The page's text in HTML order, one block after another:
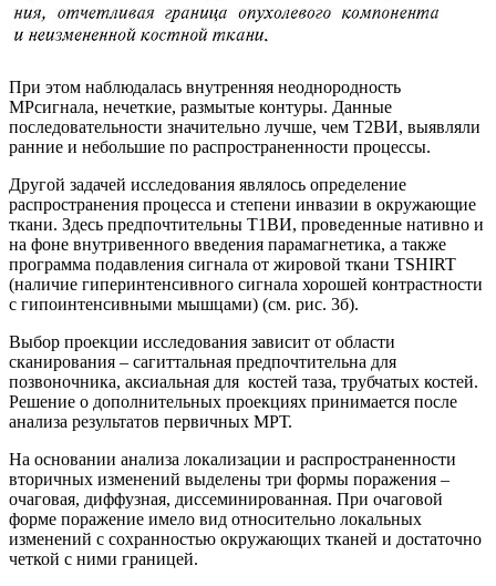
При этом наблюдалась внутренняя неоднородность
МРсигнала, нечеткие, размытые контуры. Данные
последовательности значительно лучше, чем Т2ВИ, выявляли
ранние и небольшие по распространенности процессы.
Другой задачей исследования являлось определение
распространения процесса и степени инвазии в окружающие
ткани. Здесь предпочтительны Т1ВИ, проведенные нативно и
на фоне внутривенного введения парамагнетика, а также
программа подавления сигнала от жировой ткани TSHIRT
(наличие гиперинтенсивного сигнала хорошей контрастности
с гипоинтенсивными мышцами) (см. рис. 3б).
Выбор проекции исследования зависит от области
сканирования – сагиттальная предпочтительна для
позвоночника, аксиальная для костей таза, трубчатых костей.
Решение о дополнительных проекциях принимается после
анализа результатов первичных МРТ.
На основании анализа локализации и распространенности
вторичных изменений выделены три формы поражения –
очаговая, диффузная, диссеминированная. При очаговой
форме поражение имело вид относительно локальных
изменений с сохранностью окружающих тканей и достаточно
четкой с ними границей.